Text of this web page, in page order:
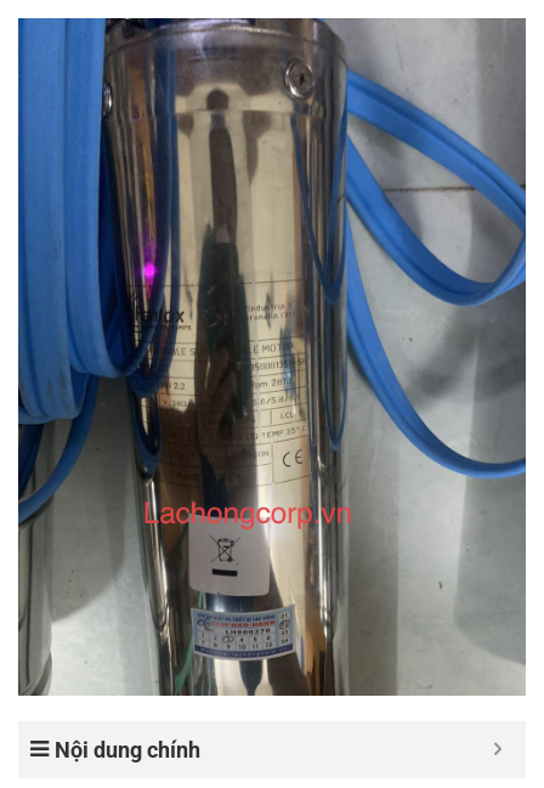
Nội dung chính